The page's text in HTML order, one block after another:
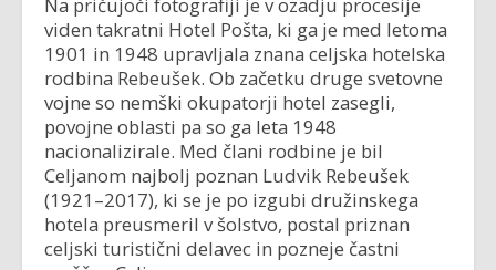
viden takratni Hotel Pošta, ki ga je med letoma
1901 in 1948 upravljala znana celjska hotelska
rodbina Rebeušek. Ob začetku druge svetovne
vojne so nemški okupatorji hotel zasegli,
povojne oblasti pa so ga leta 1948
nacionalizirale. Med člani rodbine je bil
Celjanom najbolj poznan Ludvik Rebeušek
(1921–2017), ki se je po izgubi družinskega
hotela preusmeril v šolstvo, postal priznan
celjski turistični delavec in pozneje častni